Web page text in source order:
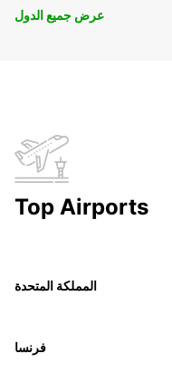
عرض جميع الدول
Top Airports
المملكة المتحدة
فرنسا